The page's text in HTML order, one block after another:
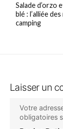
Salade d’orzo
blé : l’alliée
camping
Laisser un
Votre
obligatoires